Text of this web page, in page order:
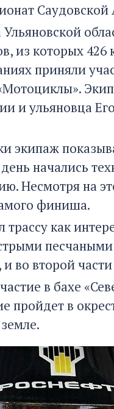
из которых
приняли
и ульяновца
экипаж
начались
Несмотря на
финиша.
трассу как
во второй
в бахе
пройдет в